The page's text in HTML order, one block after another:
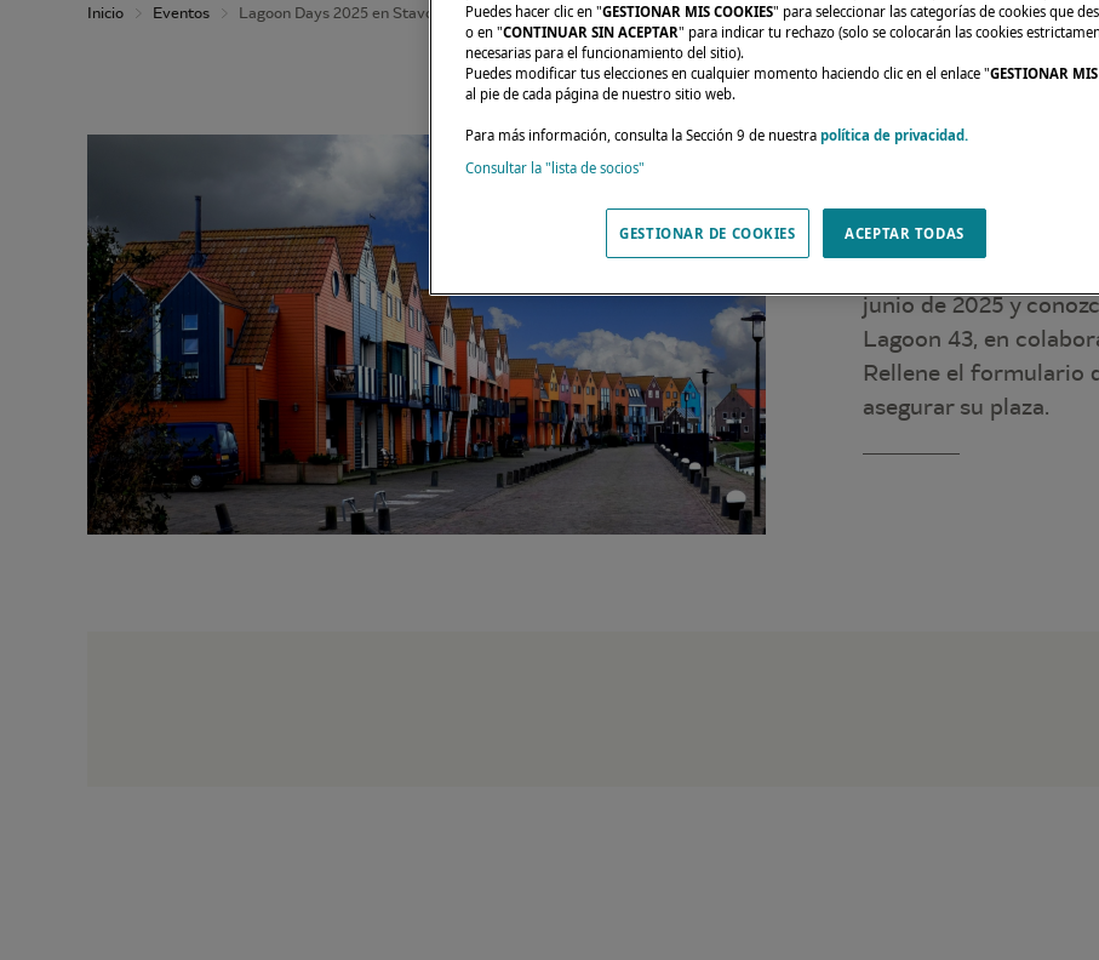
Inicio Eventos Lagoon Days 2025 en Stavoren
¡Únase a nosotros
al Lagoon 43!
Únase a nosotros en
junio de 2025 y
Lagoon 43, en
Rellene el formulario
asegurar su plaza.
Puedes hacer clic en "GESTIONAR MIS COOKIES" para seleccionar las categorías de cookies que
o en "CONTINUAR SIN ACEPTAR" para indicar tu rechazo (solo se colocarán las cookies
necesarias para el funcionamiento del sitio).
Puedes modificar tus elecciones en cualquier momento haciendo clic en el enlace "GESTIONAR
al pie de cada página de nuestro sitio web.
Para más información, consulta la Sección 9 de nuestra política de privacidad.
Consultar la "lista de socios"
GESTIONAR DE COOKIES ACEPTAR TODAS